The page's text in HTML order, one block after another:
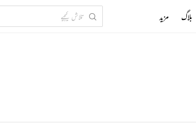
بلاگ مزید